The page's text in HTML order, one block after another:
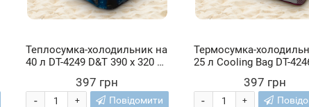
Теплосумка-холодильник на
40 л DT-4249 D&T 390 x 320 x
397 грн
+
- Повідомити
Термосумка-
25 л Cooling Bag DT-
397 грн
+
-